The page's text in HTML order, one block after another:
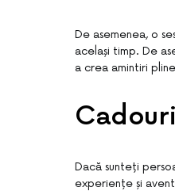
De asemenea, o
același timp. De
a crea amintiri
Dacă sunteți
experiențe și